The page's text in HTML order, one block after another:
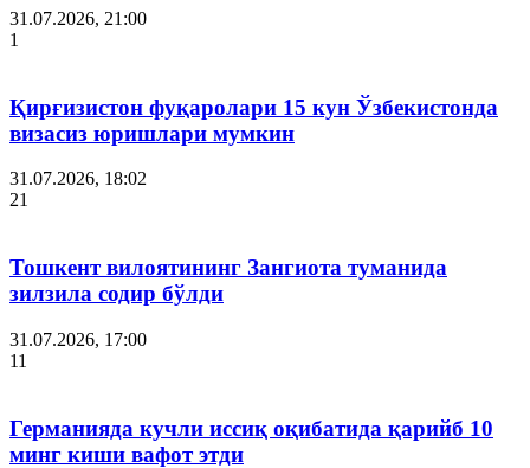
31.07.2026, 21:00
1
Қирғизистон фуқаролари 15 кун Ўзбекистонда
визасиз юришлари мумкин
31.07.2026, 18:02
21
Тошкент вилоятининг Зангиота туманида
зилзила содир бўлди
31.07.2026, 17:00
11
Германияда кучли иссиқ оқибатида қарийб 10
минг киши вафот этди